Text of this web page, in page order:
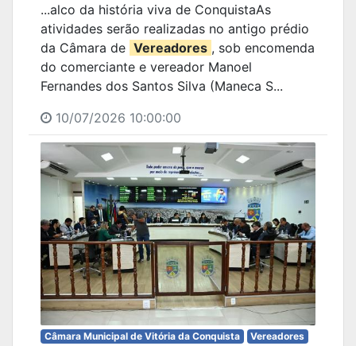
...alco da história viva de ConquistaAs
atividades serão realizadas no antigo prédio
da Câmara de Vereadores , sob encomenda
do comerciante e vereador Manoel
Fernandes dos Santos Silva (Maneca S...
10/07/2026 10:00:00
Câmara Municipal de Vitória da Conquista Vereadores